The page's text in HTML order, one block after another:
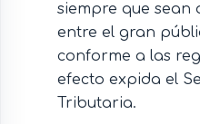
siempre que sean
entre el gran
conforme a las
efecto expida el
Tributaria.